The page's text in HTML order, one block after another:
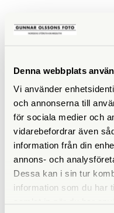
Denna webbplats
Vi använder
och annonserna till
för sociala medier och
vidarebefordrar även
information från din
annons- och
Dessa kan i sin tur
information som du har
ANDRA KÖPTE